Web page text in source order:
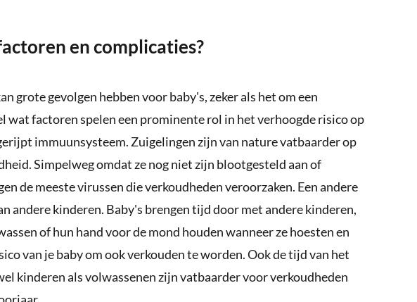
en complicaties?
grote gevolgen hebben voor baby's, zeker als het om een
wat factoren spelen een prominente rol in het verhoogde risico op
immuunsysteem. Zuigelingen zijn van nature vatbaarder op
Simpelweg omdat ze nog niet zijn blootgesteld aan of
de meeste virussen die verkoudheden veroorzaken. Een andere
andere kinderen. Baby's brengen tijd door met andere kinderen,
of hun hand voor de mond houden wanneer ze hoesten en
van je baby om ook verkouden te worden. Ook de tijd van het
kinderen als volwassenen zijn vatbaarder voor verkoudheden